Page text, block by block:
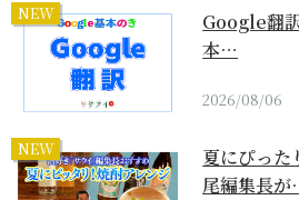
NEW
Google翻
本…
2026/08/06
NEW
夏にぴった
尾編集長